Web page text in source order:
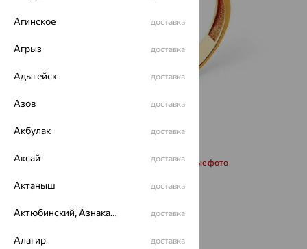
Запросить дополнительные фото
Агинское доставка
Агрыз доставка
Адыгейск доставка
Азов доставка
Акбулак доставка
Аксай доставка
Актаныш доставка
Актюбинский, Азнакаевский район доставка
Алагир доставка